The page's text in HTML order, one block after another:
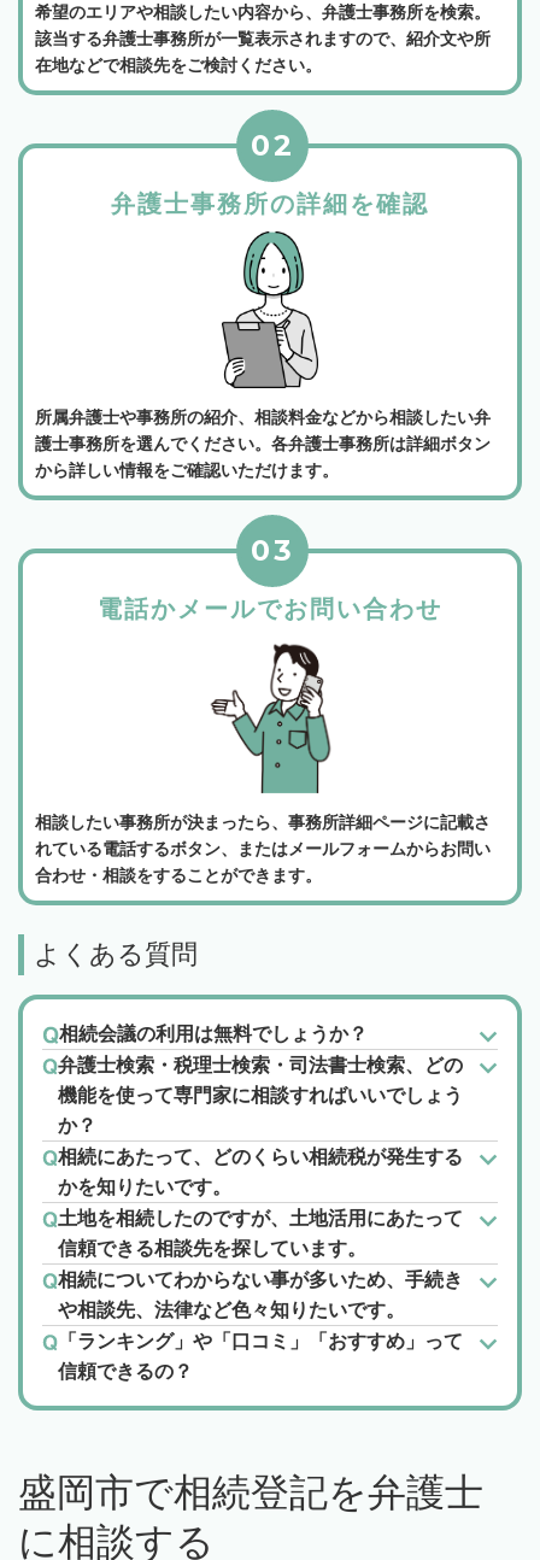
希望のエリアや相談したい内容から、弁護士事務所を検索。
該当する弁護士事務所が一覧表示されますので、紹介文や所
在地などで相談先をご検討ください。
弁護士事務所の詳細を確認
02
所属弁護士や事務所の紹介、相談料金などから相談したい弁
護士事務所を選んでください。各弁護士事務所は詳細ボタン
から詳しい情報をご確認いただけます。
電話かメールでお問い合わせ
03
相談したい事務所が決まったら、事務所詳細ページに記載さ
れている電話するボタン、またはメールフォームからお問い
合わせ・相談をすることができます。
よくある質問
相続会議の利用は無料でしょうか？
弁護士検索・税理士検索・司法書士検索、どの
機能を使って専門家に相談すればいいでしょう
か？
相続にあたって、どのくらい相続税が発生する
かを知りたいです。
土地を相続したのですが、土地活用にあたって
信頼できる相談先を探しています。
相続についてわからない事が多いため、手続き
や相談先、法律など色々知りたいです。
「ランキング」や「口コミ」「おすすめ」って
信頼できるの？
盛岡市で相続登記を弁護士
に相談する